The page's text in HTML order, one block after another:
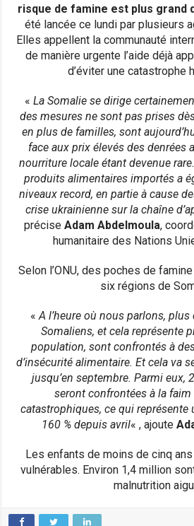
risque de famine est plus grand
été lancée ce lundi par plusieurs
Elles appellent la communauté
de manière urgente l’aide déjà
d’éviter une catastrophe
«La Somalie se dirige
des mesures ne sont pas prises
en plus de familles, sont
face aux prix élevés des denrées
nourriture locale étant devenue
produits alimentaires importés a
niveaux record, en partie à cause
crise ukrainienne sur la chaîne
précise Adam Abdelmoula,
humanitaire des Nations
Selon l’ONU, des poches de
six régions de
« A l’heure où nous parlons,
Somaliens, et cela représente
population, sont confrontés à
d’insécurité alimentaire. Et cela va
jusqu’en septembre. Parmi eux,
seront confrontées à la
catastrophiques, ce qui représente
160 % depuis avril« , ajoute
Les enfants de moins de cinq
vulnérables. Environ 1,4 million
malnutrition